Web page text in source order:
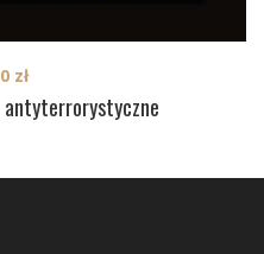
antyterrorystyczne
zł